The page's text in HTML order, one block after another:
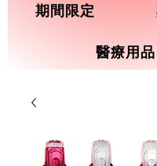
期間限定
醫療用品